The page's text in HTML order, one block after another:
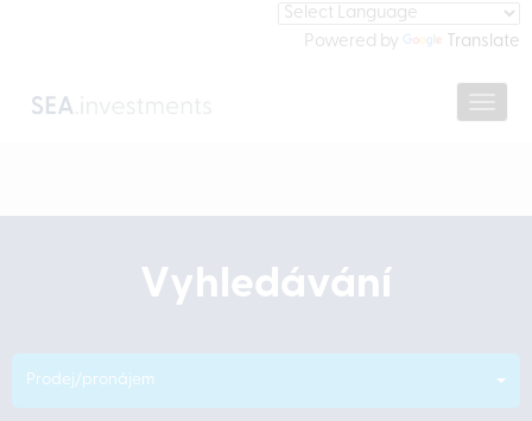
Powered by Translate
Vyhledávání
Prodej/pronájem